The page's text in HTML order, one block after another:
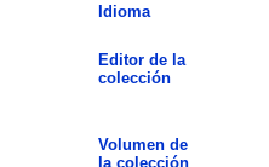
Idioma
Editor de la
colección
Volumen de
la colección